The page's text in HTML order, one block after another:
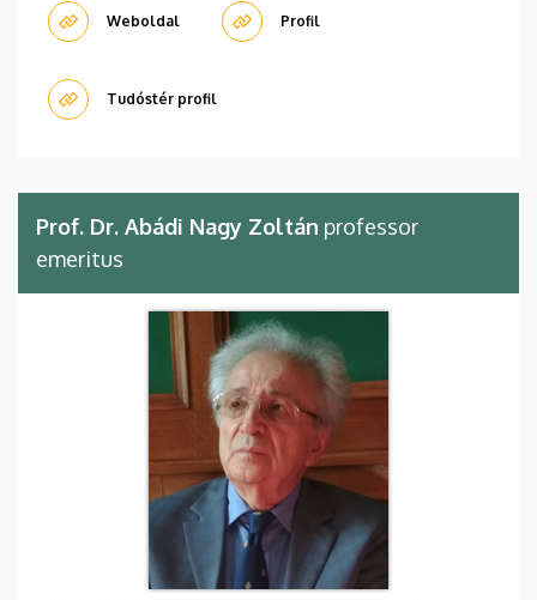
Weboldal Profil
Tudóstér profil
Prof. Dr. Abádi Nagy Zoltán professor
emeritus